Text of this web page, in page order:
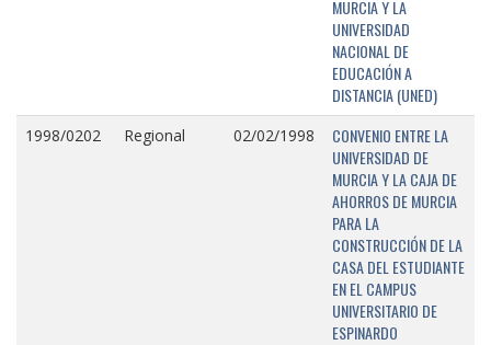
MURCIA Y LA
UNIVERSIDAD
NACIONAL DE
EDUCACIÓN A
DISTANCIA (UNED)
1998/0202 Regional 02/02/1998
CONVENIO ENTRE LA
UNIVERSIDAD DE
MURCIA Y LA CAJA DE
AHORROS DE MURCIA
PARA LA
CONSTRUCCIÓN DE LA
CASA DEL ESTUDIANTE
EN EL CAMPUS
UNIVERSITARIO DE
ESPINARDO